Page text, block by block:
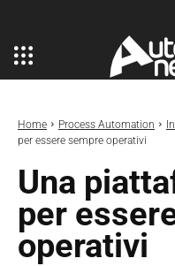
Home Process Automation
per essere sempre operativi
Una
per
operativi